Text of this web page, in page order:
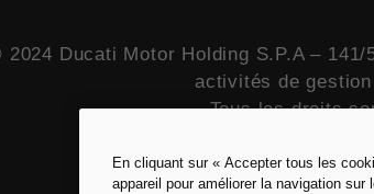
Ducati Motor Holding S.P.A –
activités de
Tous les droits
Mentions
En cliquant sur « Accepter tous les
appareil pour améliorer la navigation